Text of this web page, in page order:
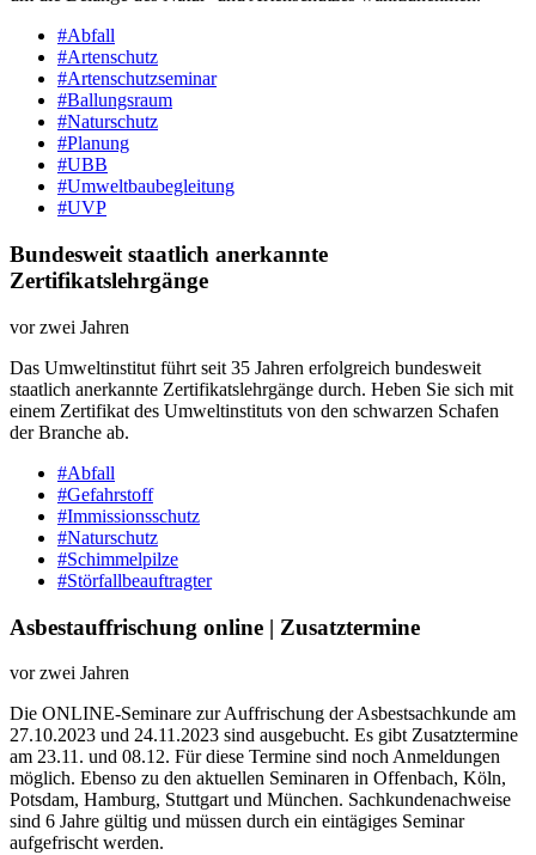
#Abfall
#Artenschutz
#Artenschutzseminar
#Ballungsraum
#Naturschutz
#Planung
#UBB
#Umweltbaubegleitung
#UVP
Bundesweit staatlich anerkannte
Zertifikatslehrgänge
vor zwei Jahren
Das Umweltinstitut führt seit 35 Jahren erfolgreich bundesweit
staatlich anerkannte Zertifikatslehrgänge durch. Heben Sie sich mit
einem Zertifikat des Umweltinstituts von den schwarzen Schafen
der Branche ab.
#Abfall
#Gefahrstoff
#Immissionsschutz
#Naturschutz
#Schimmelpilze
#Störfallbeauftragter
Asbestauffrischung online | Zusatztermine
vor zwei Jahren
Die ONLINE-Seminare zur Auffrischung der Asbestsachkunde am
27.10.2023 und 24.11.2023 sind ausgebucht. Es gibt Zusatztermine
am 23.11. und 08.12. Für diese Termine sind noch Anmeldungen
möglich. Ebenso zu den aktuellen Seminaren in Offenbach, Köln,
Potsdam, Hamburg, Stuttgart und München. Sachkundenachweise
sind 6 Jahre gültig und müssen durch ein eintägiges Seminar
aufgefrischt werden.